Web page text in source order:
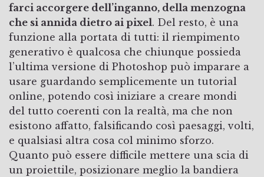
farci accorgere dell’inganno, della menzogna
che si annida dietro ai pixel. Del resto, è una
funzione alla portata di tutti: il riempimento
generativo è qualcosa che chiunque possieda
l’ultima versione di Photoshop può imparare a
usare guardando semplicemente un tutorial
online, potendo così iniziare a creare mondi
del tutto coerenti con la realtà, ma che non
esistono affatto, falsificando così paesaggi, volti,
e qualsiasi altra cosa col minimo sforzo.
Quanto può essere difficile mettere una scia di
un proiettile, posizionare meglio la bandiera